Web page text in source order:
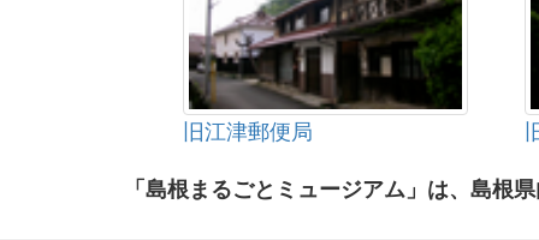
旧江津郵便局
「島根まるごとミュージアム」は、島根